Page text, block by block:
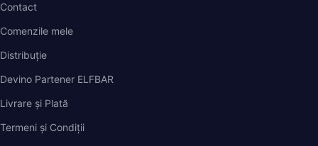
Comenzile mele
Distribuție
Devino Partener ELFBAR
Livrare și Plată
Termeni și Condiții
Confidențialitate